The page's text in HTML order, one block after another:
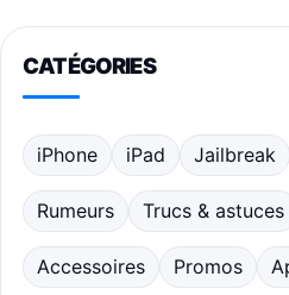
CATÉGORIES
iPhone iPad Jailbreak
Rumeurs Trucs & astuces
Accessoires Promos